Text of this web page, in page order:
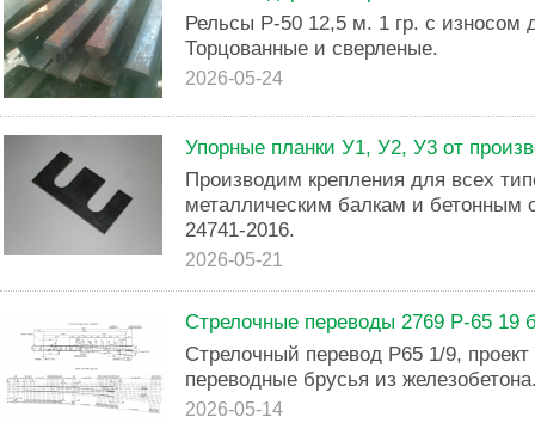
Рельсы Р-50 12,5 м. 1 гр. с износом
Торцованные и сверленые.
2026-05-24
Упорные планки У1, У2, У3 от
Производим крепления для всех
металлическим балкам и
24741-2016.
2026-05-21
Стрелочные переводы 2769 Р-65 19
Стрелочный перевод Р65 1/9,
переводные брусья из
2026-05-14